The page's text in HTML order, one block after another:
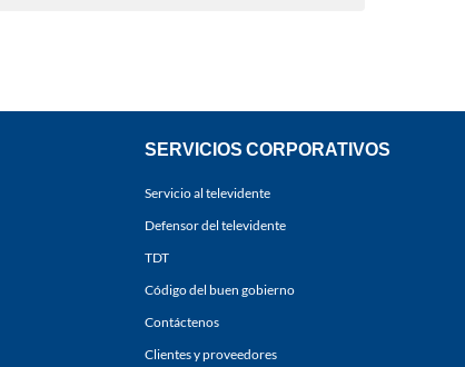
SERVICIOS CORPORATIVOS
Servicio al televidente
Defensor del televidente
TDT
Código del buen gobierno
Contáctenos
Clientes y proveedores